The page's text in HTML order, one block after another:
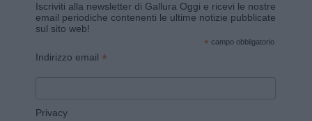
Iscriviti alla newsletter di Gallura Oggi e ricevi le nostre
email periodiche contenenti le ultime notizie pubblicate
sul sito web!
* campo obbligatorio
Indirizzo email *
Privacy